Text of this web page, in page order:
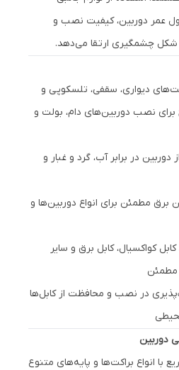
عمر دوربین، کیفیت نصب و
شکل چشمگیری ارتقا می‌دهد.
دیواری، سقفی، تلسکوپی و
نصب دوربین‌های دام، بولت و
در برابر آب، گرد و غبار و
برق مطمئن برای انواع دوربین‌ها و
کواکسیال، کابل برق و سایر
مطمئن
در نصب و محافظت از کابل‌ها
دوربین
با انواع براکت‌ها و پایه‌های متنوع